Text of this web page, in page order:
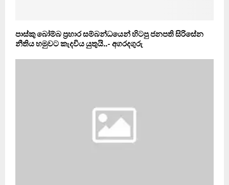
පාස්කු බෝම්බ ප‍්‍රහාර සම්බන්ධයෙන් හිටපු ජනපති සිරිසේන
නීතිය හමුවට කැදවිය යුතුයි..- අගරදගුරු